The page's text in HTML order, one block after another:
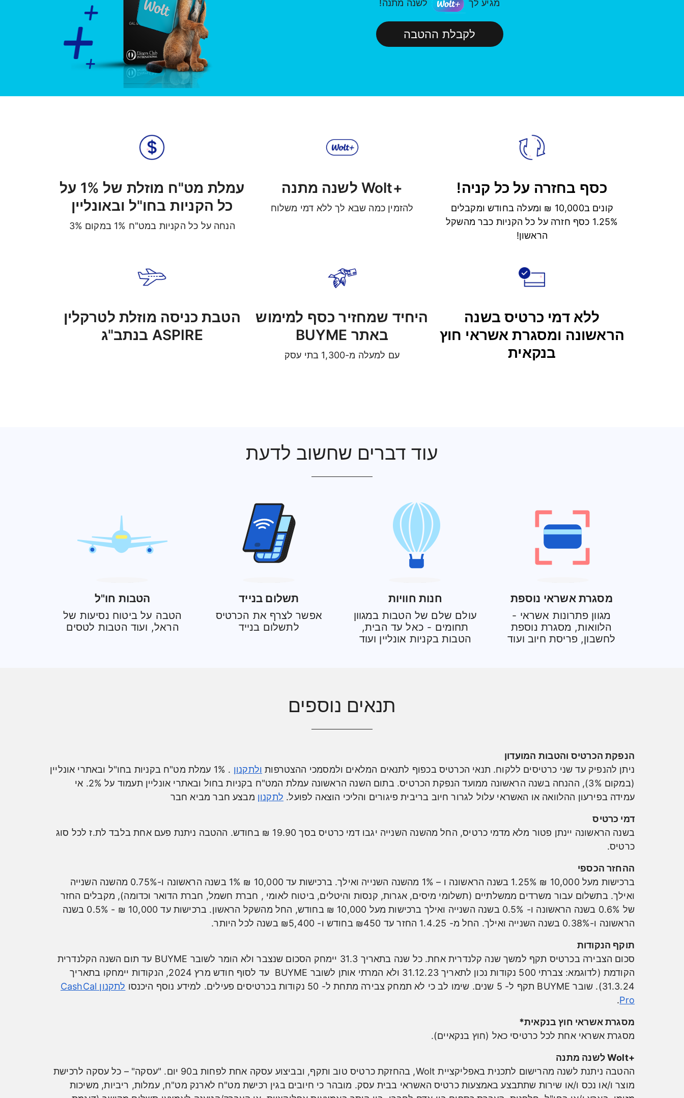
מגיע לך לשנה מתנה!
לקבלת ההטבה
כסף בחזרה על כל קניה!
קונים ב10,000 ₪ ומעלה בחודש ומקבלים
1.25% כסף חזרה על כל הקניות כבר מהשקל
הראשון!
+Wolt לשנה מתנה
להזמין כמה שבא לך ללא דמי משלוח
עמלת מט"ח מוזלת של 1% על
כל הקניות בחו"ל ובאונליין
הנחה על כל הקניות במט"ח 1% במקום 3%
ללא דמי כרטיס בשנה
הראשונה ומסגרת אשראי חוץ
בנקאית
היחיד שמחזיר כסף למימוש
באתר BUYME
עם למעלה מ-1,300 בתי עסק
הטבת כניסה מוזלת לטרקלין
ASPIRE בנתב"ג
עוד דברים שחשוב לדעת
מסגרת אשראי נוספת
מגוון פתרונות אשראי -
הלוואות, מסגרת נוספת
לחשבון, פריסת חיוב ועוד
חנות חוויות
עולם שלם של הטבות במגוון
תחומים - כאל עד הבית,
הטבות בקניות אונליין ועוד
תשלום בנייד
אפשר לצרף את הכרטיס
לתשלום בנייד
הטבות חו"ל
הטבה על ביטוח נסיעות של
הראל, ועוד הטבות לטסים
תנאים נוספים
הנפקת הכרטיס והטבות המועדון
ניתן להנפיק עד שני כרטיסים ללקוח. תנאי הכרטיס בכפוף לתנאים המלאים ולמסמכי ההצטרפות ולתקנון
. 1% עמלת מט"ח בקניות בחו"ל ובאתרי אונליין
(במקום 3%), ההנחה בשנה הראשונה ממועד הנפקת הכרטיס. בתום השנה הראשונה עמלת המט"ח בקניות בחול ובאתרי אונליין תעמוד על 2%. אי
עמידה בפירעון ההלוואה או האשראי עלול לגרור חיוב בריבית פיגורים והליכי הוצאה לפועל. לתקנון מבצע חבר מביא חבר
דמי כרטיס
בשנה הראשונה יינתן פטור מלא מדמי כרטיס, החל מהשנה השנייה יגבו דמי כרטיס בסך 19.90 ₪ בחודש. ההטבה ניתנת פעם אחת בלבד לת.ז לכל סוג
כרטיס.
ההחזר הכספי
ברכישות מעל 10,000 ₪ 1.25% בשנה הראשונה ו – 1% מהשנה השנייה ואילך. ברכישות עד 10,000 ₪ 1% בשנה הראשונה ו-0.75% מהשנה השנייה
ואילך. בתשלום עבור משרדים ממשלתיים (תשלומי מיסים, אגרות, קנסות והיטלים, ביטוח לאומי , חברת חשמל, חברת הדואר וכדומה), מקבלים החזר
של 0.6% בשנה הראשונה ו- 0.5% בשנה השנייה ואילך ברכישות מעל 10,000 ₪ בחודש, החל מהשקל הראשון. ברכישות עד 10,000 ₪ - 0.5% בשנה
הראשונה ו-0.38% בשנה השנייה ואילך. החל מ- 1.4.25 החזר עד ₪450 בחודש ו- ₪5,400 בשנה לכל היותר.
תוקף הנקודות
סכום הצבירה בכרטיס תקף למשך שנה קלנדרית אחת. כל שנה בתאריך 31.3 יימחק הסכום שנצבר ולא הומר לשובר BUYME עד תום השנה הקלנדרית
הקודמת (לדוגמא: צברתי 500 נקודות נכון לתאריך 31.12.23 ולא המרתי אותן לשובר BUYME עד לסוף חודש מרץ 2024, הנקודות יימחקו בתאריך
31.3.24). שובר BUYME תקף ל- 5 שנים. שימו לב כי לא תמחק צבירה מתחת ל- 50 נקודות בכרטיסים פעילים. למידע נוסף היכנסו
לתקנון CashCal
Pro
.
מסגרת אשראי חוץ בנקאית*
מסגרת אשראי אחת לכל כרטיסי כאל (חוץ בנקאיים).
+Wolt לשנה מתנה
ההטבה ניתנת לשנה מהרישום לתכנית באפליקציית Wolt, בהחזקת כרטיס טוב ותקף, ובביצוע עסקה אחת לפחות ב90 יום. "עסקה" – כל עסקה לרכישת
מוצר ו/או נכס ו/או שירות שתתבצע באמצעות כרטיס האשראי בבית עסק. מובהר כי חיובים בגין רכישת מט"ח לארנק מט"ח, עמלות, ריביות, משיכות